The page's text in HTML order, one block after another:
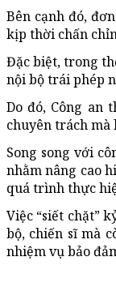
Bên cạnh đó,
kịp thời chấn
Đặc biệt, trong
nội bộ trái phép
Do đó, Công an
chuyên trách
Song song với
nhằm nâng cao
quá trình thực
Việc “siết chặt”
bộ, chiến sĩ mà
nhiệm vụ bảo